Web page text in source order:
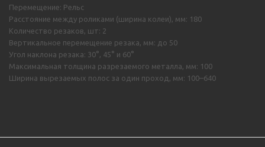
Перемещение: Рельс
Расстояние между роликами (ширина колеи), мм: 180
Количество резаков, шт: 2
Вертикальное перемещение резака, мм: до 50
Угол наклона резака: 30°, 45° и 60°
Максимальная толщина разрезаемого металла, мм: 100
Ширина вырезаемых полос за один проход, мм: 100–640